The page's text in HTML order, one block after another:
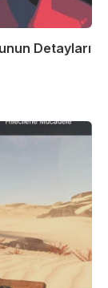
Detayları